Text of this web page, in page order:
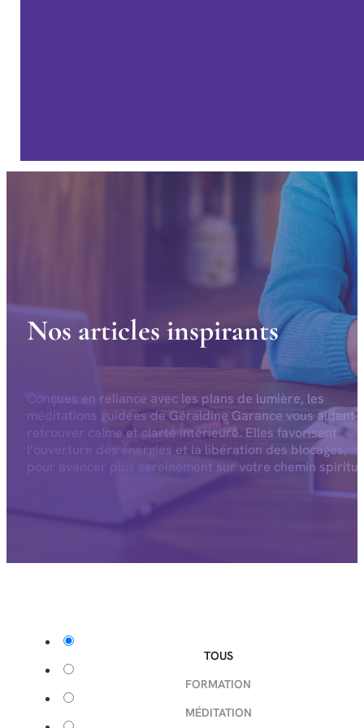
Nos articles inspirants
Conçues en reliance avec les plans de lumière, les
méditations guidées de Géraldine Garance vous aident
retrouver calme et clarté intérieure. Elles favorisent
l’ouverture des énergies et la libération des blocages,
pour avancer plus sereinement sur votre chemin
TOUS
FORMATION
MÉDITATION